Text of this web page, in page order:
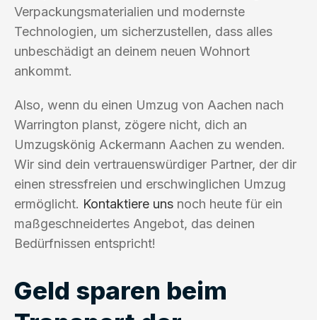
Verpackungsmaterialien und modernste
Technologien, um sicherzustellen, dass alles
unbeschädigt an deinem neuen Wohnort
ankommt.
Also, wenn du einen Umzug von Aachen nach
Warrington planst, zögere nicht, dich an
Umzugskönig Ackermann Aachen zu wenden.
Wir sind dein vertrauenswürdiger Partner, der dir
einen stressfreien und erschwinglichen Umzug
ermöglicht. Kontaktiere uns noch heute für ein
maßgeschneidertes Angebot, das deinen
Bedürfnissen entspricht!
Geld sparen beim